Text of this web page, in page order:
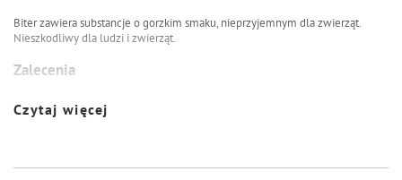
Biter zawiera substancje o gorzkim smaku, nieprzyjemnym dla zwierząt.
Nieszkodliwy dla ludzi i zwierząt.
Zalecenia
przedmioty
Czytaj więcej